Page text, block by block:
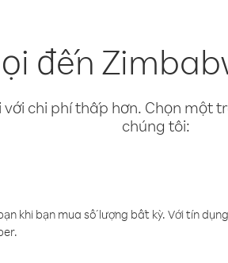
đến
chi phí thấp hơn. Chọn một
chúng tôi:
khi bạn mua số lượng bất kỳ. Với tín